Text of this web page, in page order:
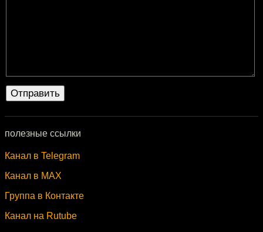
полезные ссылки
Канал в Telegram
Канал в MAX
Группа в Контакте
Канал на Rutube